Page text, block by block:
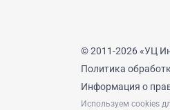
© 2011-2026 «УЦ
Политика
Информация о
Используем cookies